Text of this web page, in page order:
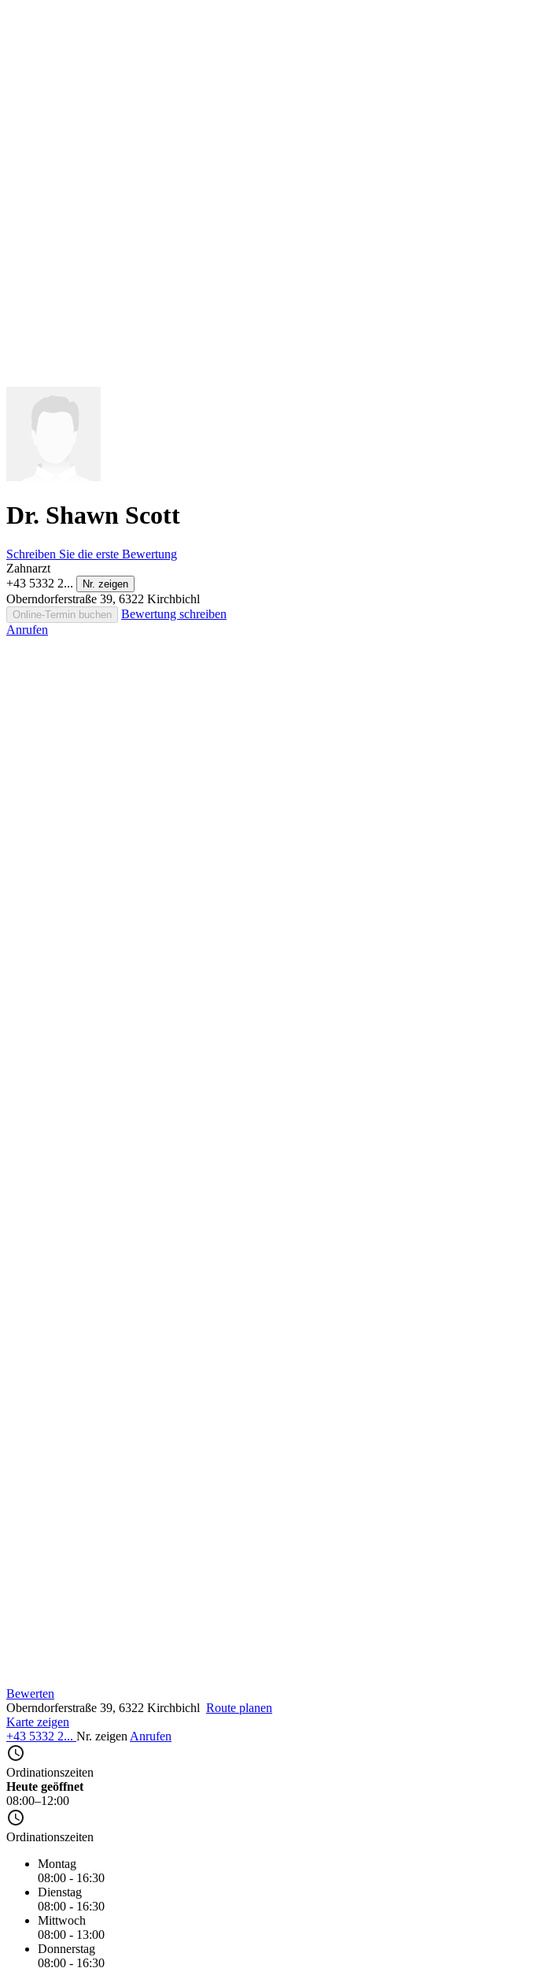
Dr. Shawn Scott
Schreiben Sie die erste Bewertung
Zahnarzt
+43 5332 2...
Nr. zeigen
Oberndorferstraße 39, 6322 Kirchbichl
Online-Termin buchen
Bewertung schreiben
Anrufen
Bewerten
Oberndorferstraße 39, 6322 Kirchbichl Route planen
Karte zeigen
+43 5332 2... Nr. zeigen Anrufen
Ordinationszeiten
Heute geöffnet
08:00–12:00
Ordinationszeiten
Montag
08:00 - 16:30
Dienstag
08:00 - 16:30
Mittwoch
08:00 - 13:00
Donnerstag
08:00 - 16:30